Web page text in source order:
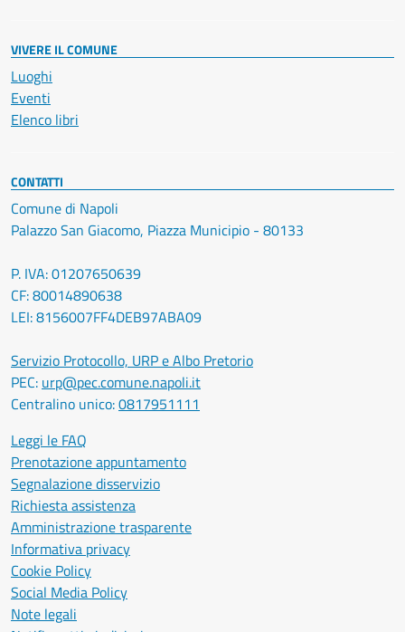
VIVERE IL COMUNE
Luoghi
Eventi
Elenco libri
CONTATTI
Comune di Napoli
Palazzo San Giacomo, Piazza Municipio - 80133
P. IVA: 01207650639
CF: 80014890638
LEI: 8156007FF4DEB97ABA09
Servizio Protocollo, URP e Albo Pretorio
PEC: urp@pec.comune.napoli.it
Centralino unico:0817951111
Leggi le FAQ
Prenotazione appuntamento
Segnalazione disservizio
Richiesta assistenza
Amministrazione trasparente
Informativa privacy
Cookie Policy
Social Media Policy
Note legali